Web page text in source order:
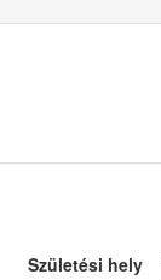
Születési hely